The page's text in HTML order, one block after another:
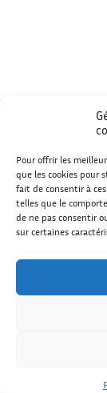
Pour offrir les
que les cookies pour
fait de consentir à
telles que le
de ne pas consentir
sur certaines
Copyright
MHHU. Tous